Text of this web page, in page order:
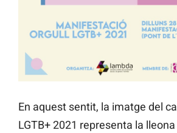
En aquest sentit, la imatge del
LGTB+ 2021 representa la